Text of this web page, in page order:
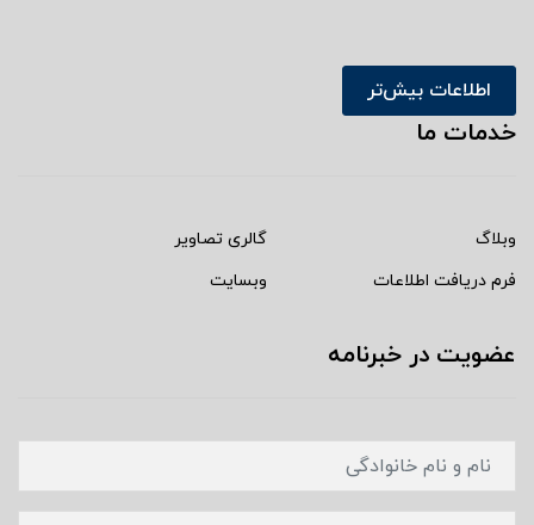
اطلاعات بیش‌تر
خدمات ما
وبلاگ
گالری تصاویر
فرم دریافت اطلاعات
وبسایت
عضویت در خبرنامه